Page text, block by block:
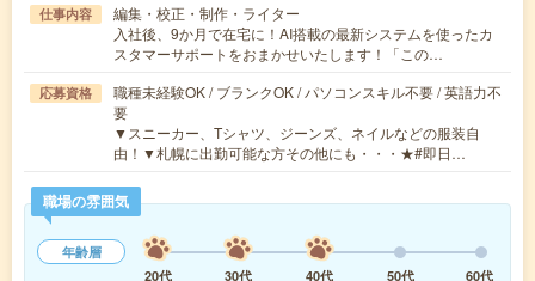
仕事内容
編集・校正・制作・ライター
入社後、9か月で在宅に！AI搭載の最新システムを使ったカ
スタマーサポートをおまかせいたします！「この…
応募資格
職種未経験OK / ブランクOK / パソコンスキル不要 / 英語力不
要
▼スニーカー、Tシャツ、ジーンズ、ネイルなどの服装自
由！▼札幌に出勤可能な方その他にも・・・★#即日…
職場の雰囲気
年齢層
20代
30代 40代 50代 60代